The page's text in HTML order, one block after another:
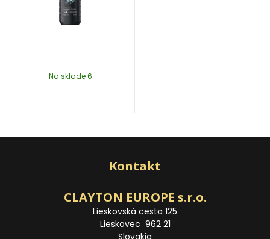
Na sklade 6
Kontakt
CLAYTON EUROPE s.r.o.
Lieskovská cesta 125
Lieskovec 962 21
Slovakia